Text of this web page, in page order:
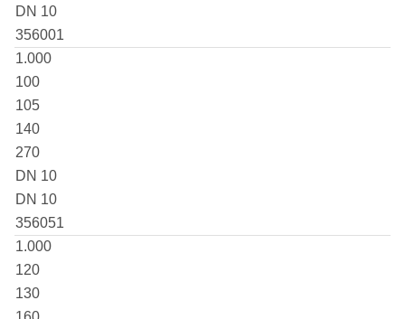
DN 10
356001
1.000
100
105
140
270
DN 10
DN 10
356051
1.000
120
130